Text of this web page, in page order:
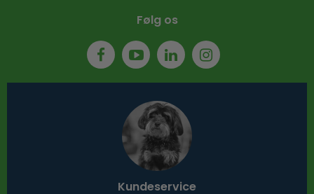
Følg os
Kundeservice